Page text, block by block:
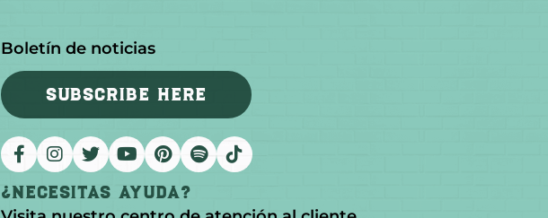
Boletín de noticias
SUBSCRIBE HERE
¿Necesitas Ayuda?